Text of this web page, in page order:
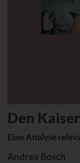
Den
Eine Analyse
Andrea Bosch